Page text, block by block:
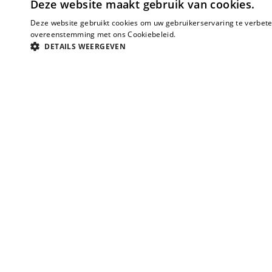
Deze website maakt gebruik van cookies.
Deze website gebruikt cookies om uw gebruikerservaring te
overeenstemming met ons Cookiebeleid.
DETAILS WEERGEVEN